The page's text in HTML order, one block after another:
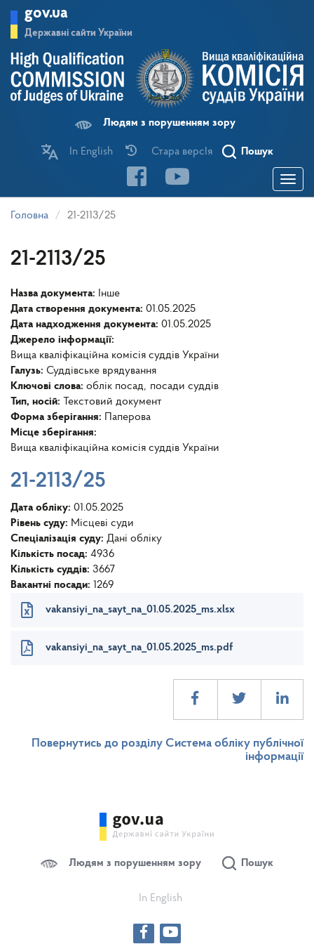
основного
матеріалу
gov.ua
Державні сайти України
Людям з порушенням зору
In English Стара версІя Пошук
Toggle
Головна 21-2113/25
21-2113/25
Назва документа:
Інше
Дата створення документа: 01.05.2025
Дата надходження документа: 01.05.2025
Джерело інформації:
Вища кваліфікаційна комісія суддів України
Галузь: Суддівське врядування
Ключові слова: облік посад
посади суддів
Тип, носій:
Текстовий документ
Форма зберігання:
Паперова
Місце зберігання:
Вища кваліфікаційна комісія суддів України
21-2113/25
Дата обліку: 01.05.2025
Рівень суду: Місцеві суди
Спеціалізація суду: Дані обліку
Кількість посад: 4936
Кількість суддів: 3667
Вакантні посади: 1269
vakansiyi_na_sayt_na_01.05.2025_ms.xlsx
vakansiyi_na_sayt_na_01.05.2025_ms.pdf
Повернутись до розділу Система обліку публічної
інформації
Людям з порушенням зору Пошук
In English